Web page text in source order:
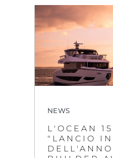
NEWS
L'OCEAN
"LANCIO